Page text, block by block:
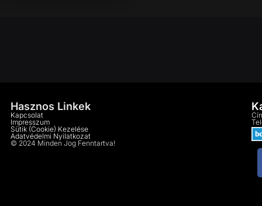
Hasznos Linkek
Kapcsolat
Impresszum
Sütik (cookie) Kezelése
Adatvédelmi Nyilatkozat
© 2024 Minden Jog Fenntartva!